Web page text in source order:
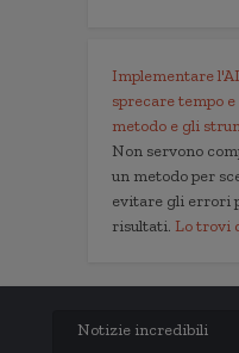
Implementare
sprecare tempo
metodo e gli
Non servono
un metodo per
evitare gli errori
risultati. Lo trovi
Notizie incredibili